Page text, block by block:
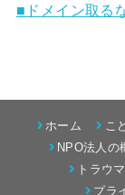
■ドメイン取る
ホーム
こ
NPO法人の
トラウ
プラ